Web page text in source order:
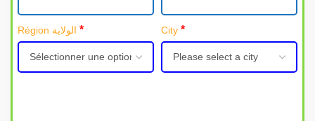
Région الولاية* City *